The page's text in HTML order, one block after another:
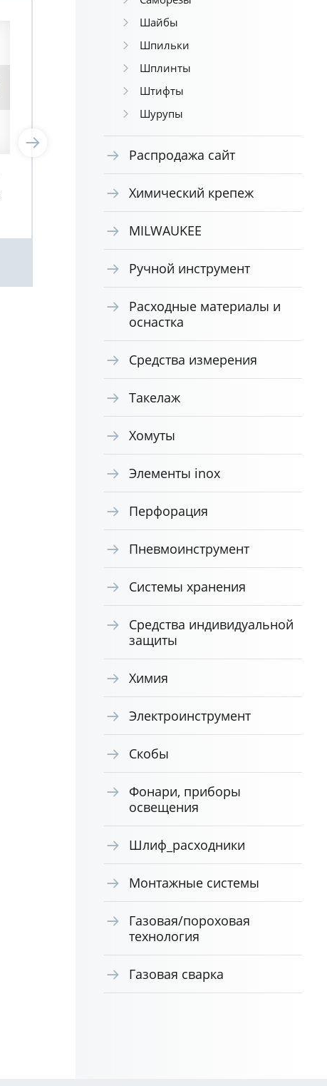
Заклепка вытяжная А2/
А2 стандартный бортик
(1000) Sariv 3,0х10
Посмотреть
Шайбы
Шпильки
Шплинты
Штифты
Шурупы
Распродажа сайт
Химический крепеж
MILWAUKEE
Ручной инструмент
Расходные материалы и
оснастка
Средства измерения
Такелаж
Хомуты
Элементы inox
Перфорация
Пневмоинструмент
Системы хранения
Средства индивидуальной
защиты
Химия
Электроинструмент
Скобы
Фонари, приборы
освещения
Шлиф_расходники
Монтажные системы
Газовая/пороховая
технология
Газовая сварка